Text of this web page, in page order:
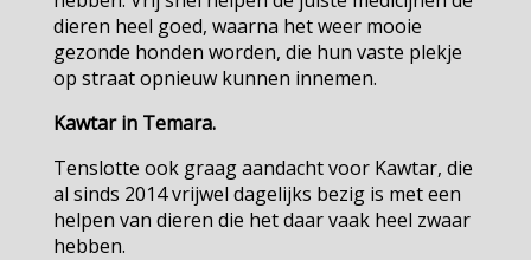
dieren heel goed, waarna het weer mooie
gezonde honden worden, die hun vaste plekje
op straat opnieuw kunnen innemen.
Kawtar in Temara.
Tenslotte ook graag aandacht voor Kawtar, die
al sinds 2014 vrijwel dagelijks bezig is met een
helpen van dieren die het daar vaak heel zwaar
hebben.